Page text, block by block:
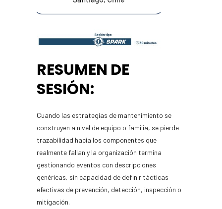
RESUMEN DE
SESIÓN:
Cuando las estrategias de mantenimiento se
construyen a nivel de equipo o familia, se pierde
trazabilidad hacia los componentes que
realmente fallan y la organización termina
gestionando eventos con descripciones
genéricas, sin capacidad de definir tácticas
efectivas de prevención, detección, inspección o
mitigación.